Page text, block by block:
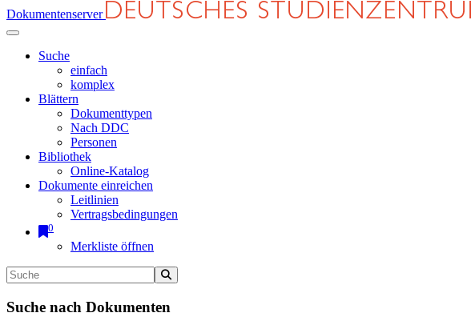
Dokumentenserver
Suche
einfach
komplex
Blättern
Dokumenttypen
Nach DDC
Personen
Bibliothek
Online-Katalog
Dokumente einreichen
Leitlinien
Vertragsbedingungen
0
Merkliste öffnen
Suche nach Dokumenten